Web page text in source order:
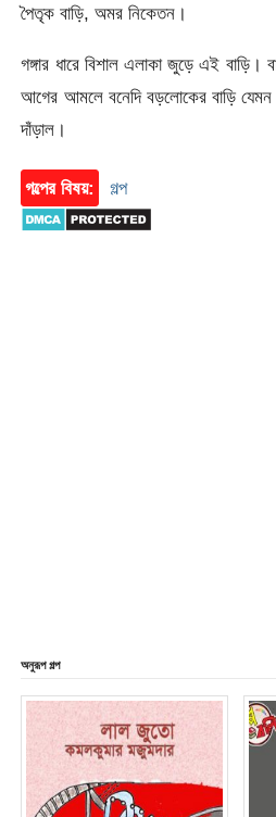
পৈতৃক বাড়ি, অমর নিকেতন।
গঙ্গার ধারে বিশাল এলাকা জুড়ে এই বাড়ি।
আগের আমলে বনেদি বড়লোকের বাড়ি যেমন
দাঁড়াল।
গল্পের বিষয়: গল্প
অনুরূপ গল্প